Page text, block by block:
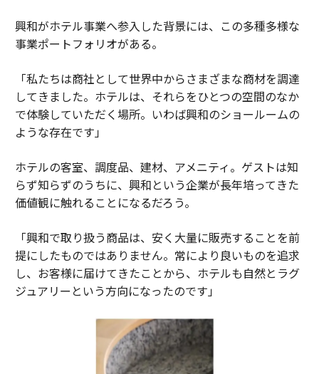
興和がホテル事業へ参入した背景には、この多種多様な
事業ポートフォリオがある。
「私たちは商社として世界中からさまざまな商材を調達
してきました。ホテルは、それらをひとつの空間のなか
で体験していただく場所。いわば興和のショールームの
ような存在です」
ホテルの客室、調度品、建材、アメニティ。ゲストは知
らず知らずのうちに、興和という企業が長年培ってきた
価値観に触れることになるだろう。
「興和で取り扱う商品は、安く大量に販売することを前
提にしたものではありません。常により良いものを追求
し、お客様に届けてきたことから、ホテルも自然とラグ
ジュアリーという方向になったのです」